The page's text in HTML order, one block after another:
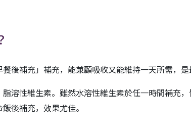
後補充」補充，能兼顧吸收又能維持一天所需，是
溶性維生素。雖然水溶性維生素於任一時間補充
後補充，效果尤佳。